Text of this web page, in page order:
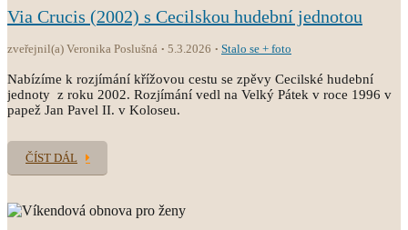
Via Crucis (2002) s Cecilskou hudební jednotou
zveřejnil(a) Veronika Poslušná 5.3.2026 Stalo se + foto
Nabízíme k rozjímání křížovou cestu se zpěvy Cecilské hudební
jednoty z roku 2002. Rozjímání vedl na Velký Pátek v roce 1996 v
papež Jan Pavel II. v Koloseu.
ČÍST DÁL